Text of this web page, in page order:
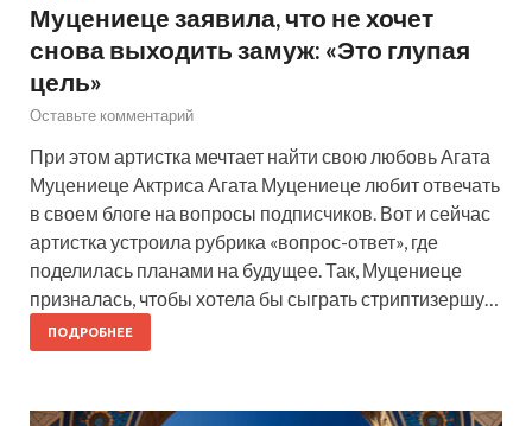
Муцениеце заявила, что не хочет
снова выходить замуж: «Это глупая
цель»
Оставьте комментарий
При этом артистка мечтает найти свою любовь Агата
Муцениеце Актриса Агата Муцениеце любит отвечать
в своем блоге на вопросы подписчиков. Вот и сейчас
артистка устроила рубрика «вопрос-ответ», где
поделилась планами на будущее. Так, Муцениеце
призналась, чтобы хотела бы сыграть стриптизершу…
ПОДРОБНЕЕ